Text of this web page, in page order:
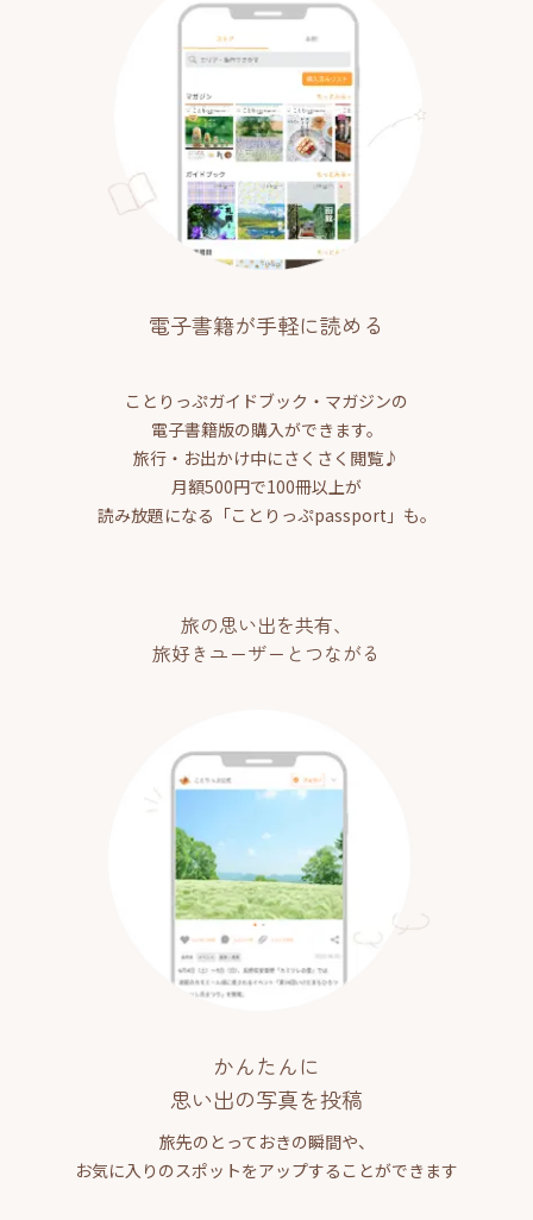
電子書籍が手軽に読める
ことりっぷガイドブック・マガジンの
電子書籍版の購入ができます。
旅行・お出かけ中にさくさく閲覧♪
月額500円で100冊以上が
読み放題になる「ことりっぷpassport」も。
旅の思い出を共有、
旅好きユーザーとつながる
かんたんに
思い出の写真を投稿
旅先のとっておきの瞬間や、
お気に入りのスポットをアップすることができます